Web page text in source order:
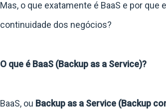
Mas, o que exatamente é BaaS e por
continuidade dos negócios?
O que é BaaS (Backup as a Service)?
BaaS, ou Backup as a Service (Backup